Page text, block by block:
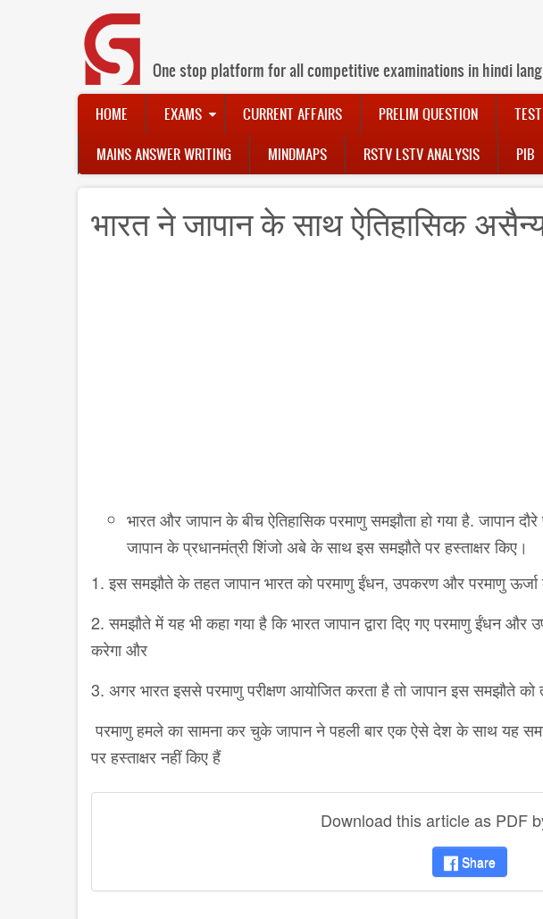
One stop platform for all competitive examinations in hindi
Main
navigation
HOME EXAMS CURRENT AFFAIRS PRELIM QUESTION
MAINS ANSWER WRITING MINDMAPS RSTV LSTV ANALYSIS PIB
भारत ने जापान के साथ ऐतिहासिक
भारत और जापान के बीच ऐतिहासिक परमाणु समझौता हो गया है. जापान
जापान के प्रधानमंत्री शिंजो अबे के साथ इस समझौते पर हस्ताक्षर किए।
1. इस समझौते के तहत जापान भारत को परमाणु ईंधन, उपकरण और परमाणु
2. समझौते में यह भी कहा गया है कि भारत जापान द्वारा दिए गए परमाणु ईंधन और
करेगा और
3. अगर भारत इससे परमाणु परीक्षण आयोजित करता है तो जापान इस समझौते को
परमाणु हमले का सामना कर चुके जापान ने पहली बार एक ऐसे देश के साथ यह
पर हस्ताक्षर नहीं किए हैं
Download this article as PDF
Share